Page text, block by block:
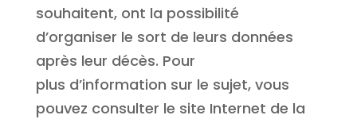
souhaitent, ont la possibilité
d’organiser le sort de leurs données
après leur décès. Pour
plus d’information sur le sujet, vous
pouvez consulter le site Internet de la